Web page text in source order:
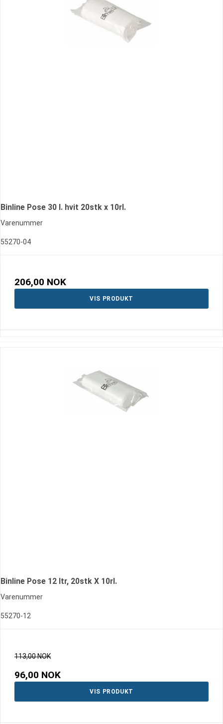
Binline Pose 30 l. hvit 20stk x 10rl.
Varenummer
55270-04
206,00 NOK
VIS PRODUKT
Binline Pose 12 ltr, 20stk X 10rl.
Varenummer
55270-12
113,00 NOK
96,00 NOK
VIS PRODUKT